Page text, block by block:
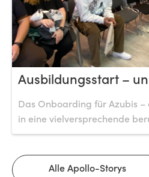
Ausbildungsstart –
Das Onboarding für Azubis
in eine vielversprechende
Alle Apollo-Storys